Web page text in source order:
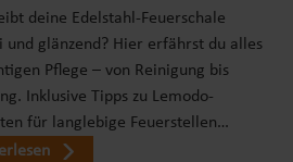
deine Edelstahl-Feuerschale
und glänzend? Hier erfährst du alles
Pflege – von Reinigung bis
Inklusive Tipps zu Lemodo-
für langlebige Feuerstellen…